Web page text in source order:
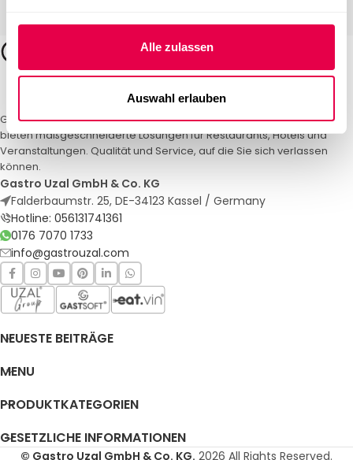
Alle zulassen
Auswahl erlauben
Gastro Uzal – Ihr Spezialist für Gastronomiemöbel und -textilien. Wir
bieten maßgeschneiderte Lösungen für Restaurants, Hotels und
Veranstaltungen. Qualität und Service, auf die Sie sich verlassen
können.
Gastro Uzal GmbH & Co. KG
Falderbaumstr. 25, DE-34123 Kassel / Germany
Hotline: 056131741361
0176 7070 1733
info@gastrouzal.com
NEUESTE BEITRÄGE
MENU
PRODUKTKATEGORIEN
GESETZLICHE INFORMATIONEN
© Gastro Uzal GmbH & Co. KG. 2026 All Rights Reserved.